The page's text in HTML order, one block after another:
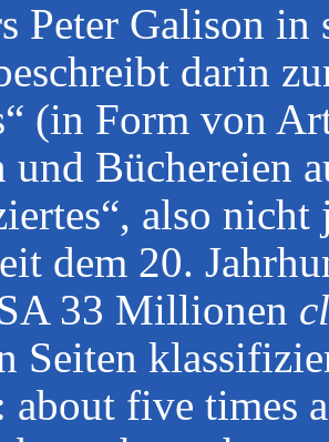
Peter Galison
darin
(in Form von
Büchereien
also
dem 20.
33 Millionen
Seiten
about five times